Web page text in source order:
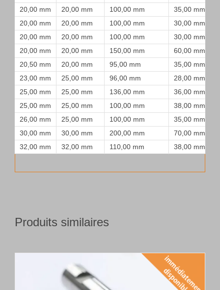
20,00 mm
20,00 mm 100,00 mm
35,00 mm
20,00 mm
20,00 mm 100,00 mm
30,00 mm
20,00 mm
20,00 mm 100,00 mm
30,00 mm
20,00 mm
20,00 mm 150,00 mm
60,00 mm
20,50 mm
20,00 mm 95,00 mm
35,00 mm
23,00 mm
25,00 mm 96,00 mm
28,00 mm
25,00 mm
25,00 mm 136,00 mm
36,00 mm
25,00 mm
25,00 mm 100,00 mm
38,00 mm
26,00 mm
25,00 mm 100,00 mm
35,00 mm
30,00 mm
30,00 mm 200,00 mm
70,00 mm
32,00 mm
32,00 mm 110,00 mm 38,00 mm
Produits similaires